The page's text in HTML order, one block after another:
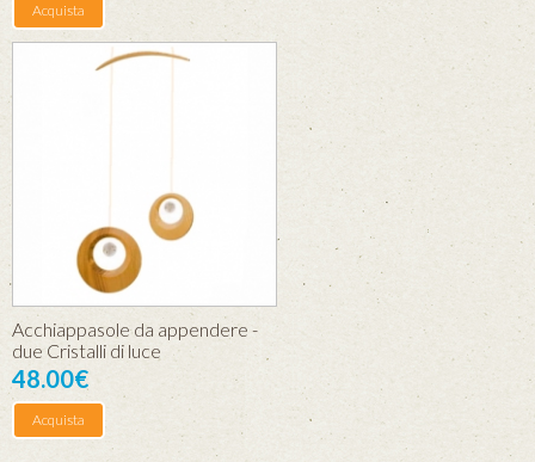
Acquista
Acchiappasole da appendere -
due Cristalli di luce
48.00€
Acquista